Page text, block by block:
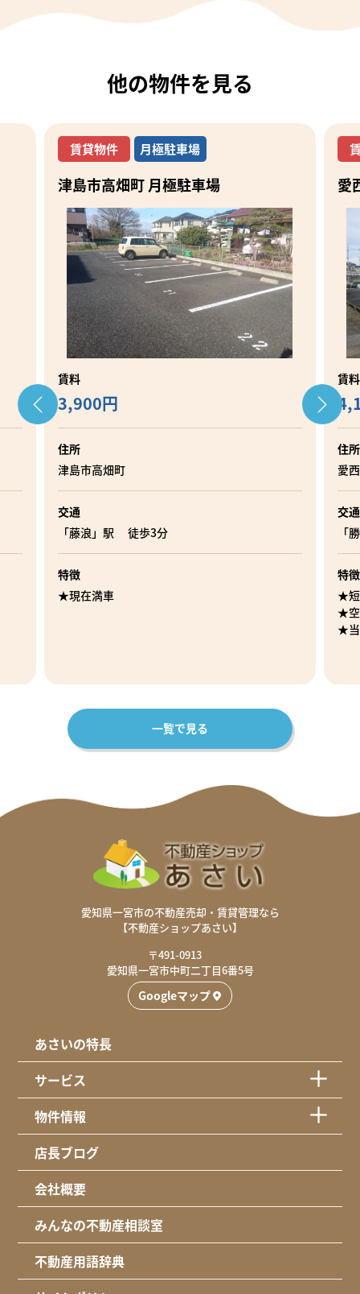
他の物件を見る
賃貸物件 月極駐車場
愛西市勝幡町元池 月極駐車場
賃料
4,110円
住所
愛西市勝幡町元池
交通
「勝幡」駅 徒歩10分
特徴
★短期契約可能
平
賃料
住所
一
交通
「
特徴
★店
★駐
★空
一覧で見る
愛知県一宮市の不動産売却・賃貸管理なら
【不動産ショップあさい】
〒491-0913
愛知県一宮市中町二丁目6番5号
Googleマップ
あさいの特長
サービス
物件情報
店長ブログ
会社概要
みんなの不動産相談室
不動産用語辞典